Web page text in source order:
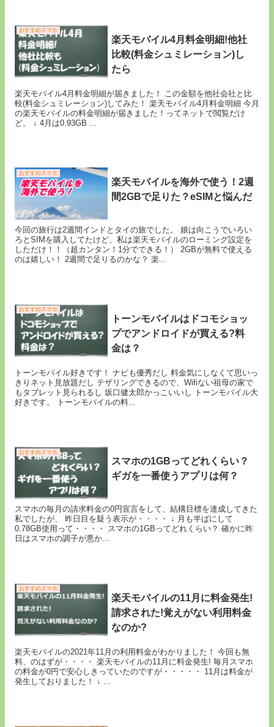
おすすめスマホ
楽天モバイル4月料金明細!他社
比較(料金シュミレーション)し
たら
楽天モバイル4月料金明細が届きました！ この金額を他社会社と比
較(料金シュミレーション)してみた！ 楽天モバイル4月料金明細 今月
の楽天モバイルの料金明細が届きました！ってネットで閲覧だけ
ど。 ↓ 4月は0.93GB ...
おすすめスマホ
楽天モバイルを海外で使う！2週
間2GBで足りた？eSIMと悩んだ
今回の旅行は2週間インドとタイの旅でした。 娘は向こうでいろい
ろとSIMを購入してたけど、私は楽天モバイルのローミング設定を
しただけ！！（超カンタン！1分でできる！） 2GBが無料で使える
のは嬉しい！ 2週間で足りるのかな？ 楽...
おすすめスマホ
トーンモバイルはドコモショッ
プでアンドロイドが買える?料
金は？
トーンモバイル好きです！ ナビも優秀だし 料金気にしなくて思いっ
きりネット見放題だし テザリングできるので、Wifiない祖母の家で
もタブレット見られるし 坂口健太郎かっこいいし トーンモバイル大
好きです。 トーンモバイルの料...
おすすめスマホ
スマホの1GBってどれくらい？
ギガを一番使うアプリは何？
スマホの毎月の請求料金の0円宣言をして、結構目標を達成してきた
私でしたが、 昨日目を疑う表示が・・・・ ↓ 月も半ばにして
0.78GB使用って・・・・ スマホの1GBってどれくらい？ 確かに昨
日はスマホの調子が悪か...
おすすめスマホ
楽天モバイルの11月に料金発生!
請求された!覚えがない利用料金
なのか?
楽天モバイルの2021年11月の利用料金がわかりました！ 今回も無
料、のはずが・・・・ 楽天モバイルの11月に料金発生! 毎月スマホ
の料金が0円で安心しきっていたのですが・・・・・ 11月は料金が
発生しておりました！ ↓ ...